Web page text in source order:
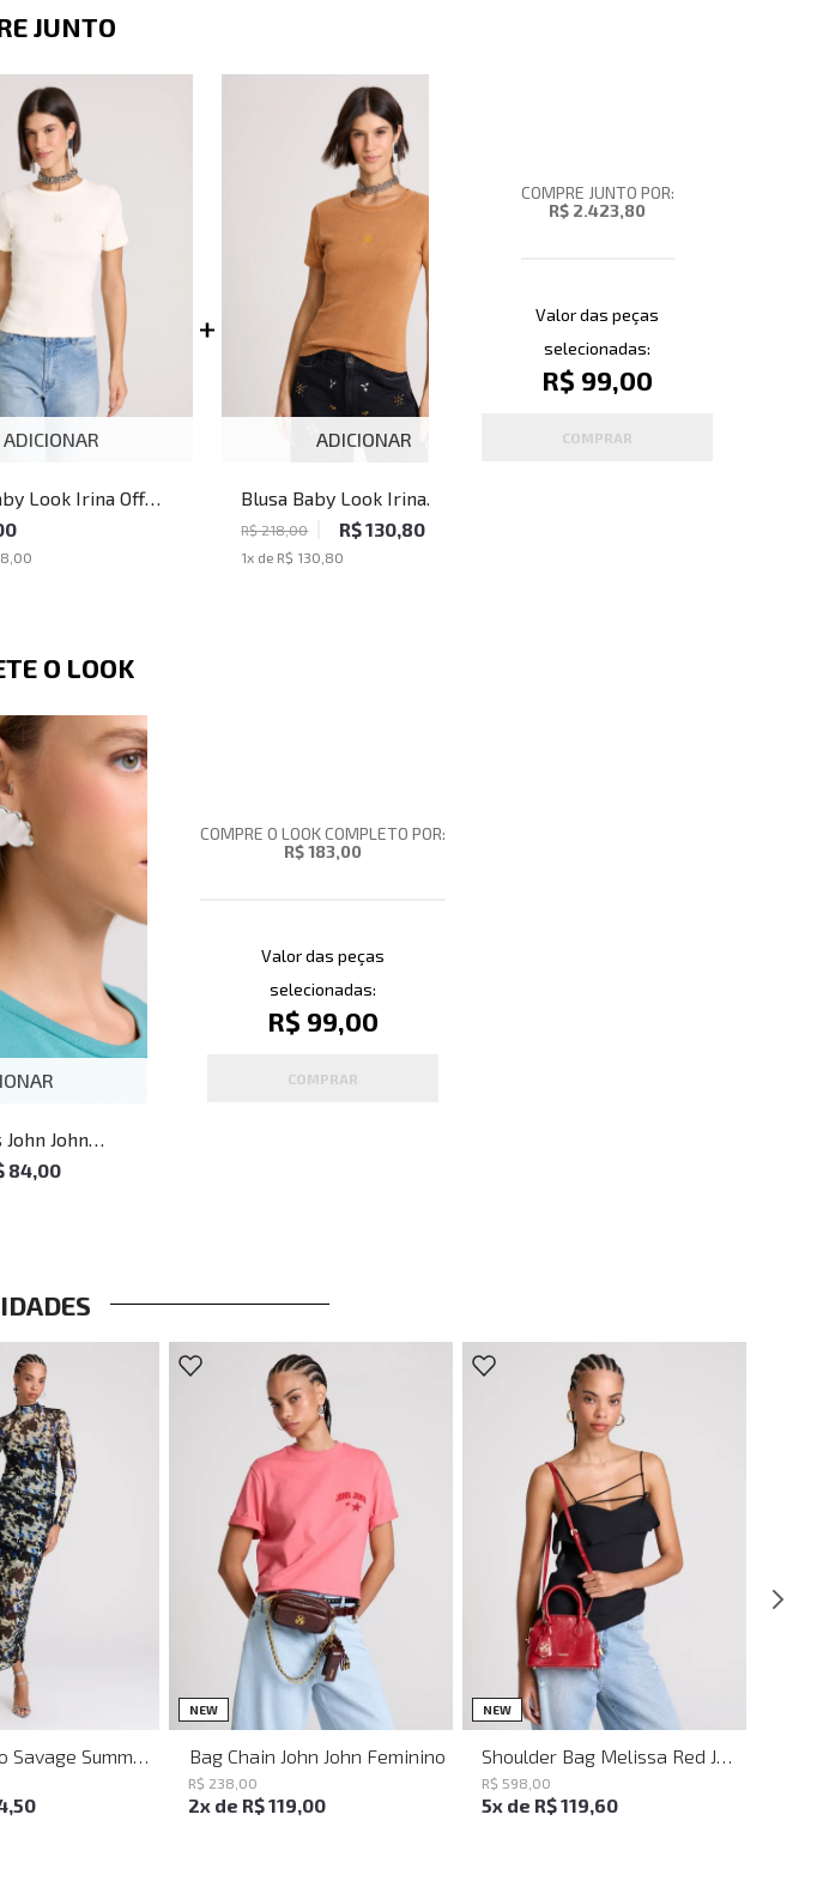
JUNTO
ADICIONAR
Look Irina Off
Feminina
ADICIONAR
Blusa Baby Look Irina
Carrot John John Feminina
R$ 218,00 R$ 130,80
1x de R$ 130,80
ADICIONAR
COMPRE JUNTO POR:
R$ 2.423,80
Valor das peças
selecionadas:
R$ 99,00
COMPRAR
O LOOK
John
84,00
COMPRE O LOOK COMPLETO POR:
R$ 183,00
Valor das peças
selecionadas:
R$ 99,00
COMPRAR
P M
,50
NEW UN
Bag Chain John John Feminino
R$ 238 00
2x de R$119,00
NEW UN
R$ 598 00
5x de R$119,60